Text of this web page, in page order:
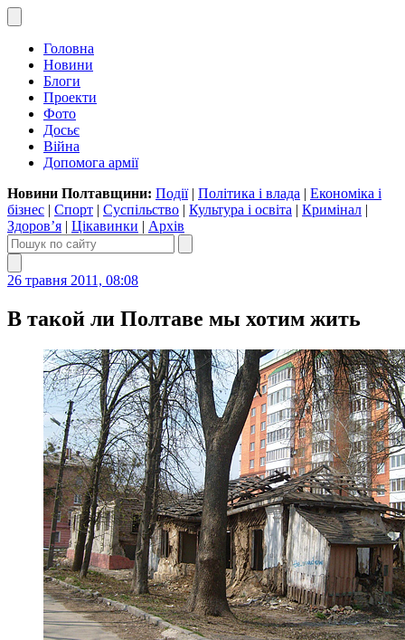
Головна
Новини
Блоги
Проекти
Фото
Досьє
Війна
Допомога армії
Новини Полтавщини: Події| Політика і влада | Економіка і
бізнес | Спорт | Суспільство | Культура і освіта | Кримінал |
Здоров’я | Цікавинки | Архів
26 травня 2011, 08:08
В такой ли Полтаве мы хотим жить